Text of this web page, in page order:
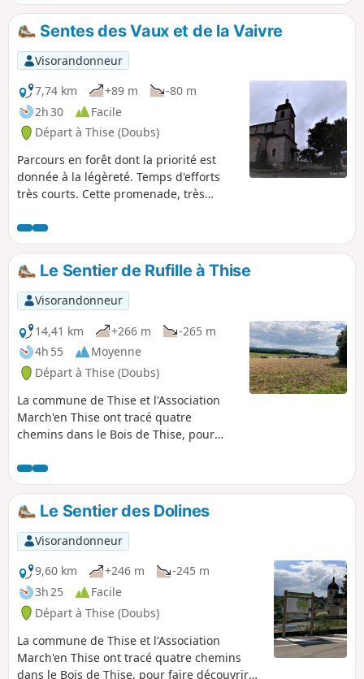
Sentes des Vaux et de la Vaivre
Visorandonneur
7,74 km
+89 m
-80 m
2h 30
Facile
Départ à Thise (Doubs)
Parcours en forêt dont la priorité est
donnée à la légèreté. Temps d'efforts
très courts. Cette promenade, très
d'apprécier les sentiers en lisière de
forêt, la souplesse du sol en sous-bois
et d'envisager une rencontre avec des
sangliers et cervidés. Rapaces visibles
dans les zones dégagées vers le Milieu
des Vaux, principalement faucons et
milans. Nombreuses essences de bois
sur l'ensemble du parcours.
Le Sentier de Rufille à Thise
Visorandonneur
14,41 km
+266 m
-265 m
4h 55
Moyenne
Départ à Thise (Doubs)
La commune de Thise et l'Association
March'en Thise ont tracé quatre
chemins dans le Bois de Thise, pour
bois, dont celui décrit ici : le Sentier
Noir, appelé Sentier de Rufille.Petite
precision, au point 11, ce ne sont pas
des petites grenouilles, mais des
crapauds appelés sonneurs au ventre
jaune
Le Sentier des Dolines
Visorandonneur
9,60 km
+246 m
-245 m
3h 25
Facile
Départ à Thise (Doubs)
La commune de Thise et l'Association
March'en Thise ont tracé quatre chemins
dans le Bois de Thise, pour faire découvrir